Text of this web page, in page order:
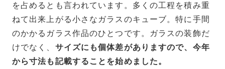
を占めるとも言われています。多くの工程を積み重
ねて出来上がる小さなガラスのキューブ。特に手間
のかかるガラス作品のひとつです。ガラスの装飾だ
けでなく、 サイズにも個体差がありますので、今年
から寸法も記載することを始めました。